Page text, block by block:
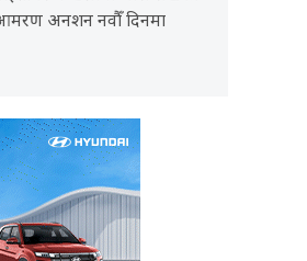
अनशन नवौँ दिनमा